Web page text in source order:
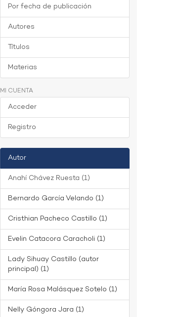
Por fecha de publicación
Autores
Títulos
Materias
MI CUENTA
Acceder
Registro
Autor
Anahí Chávez Ruesta (1)
Bernardo García Velando (1)
Cristhian Pacheco Castillo (1)
Evelin Catacora Caracholi (1)
Lady Sihuay Castillo (autor
principal) (1)
María Rosa Malásquez Sotelo (1)
Nelly Góngora Jara (1)